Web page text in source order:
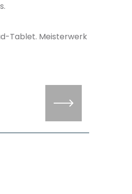
Tablet. Meisterwerk